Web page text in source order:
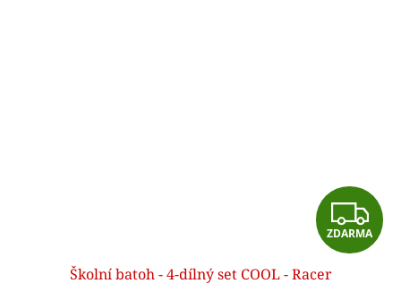
Z
D
ZDARMA
Školní batoh - 4-dílný set COOL - Racer